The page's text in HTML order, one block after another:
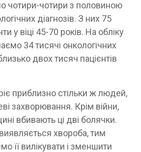
чотири-чотири з половиною
діагнозів. З них 75
у віці 45-70 років. На обліку
34 тисячі онкологічних
двох тисяч пацієнтів
приблизно стільки ж людей,
захворювання. Крім війни,
вбивають ці дві болячки.
хвороба, тим
вилікувати і зменшити